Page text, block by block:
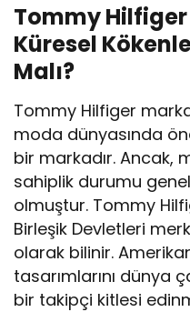
Tommy Hilfiger
Küresel
Malı?
Tommy Hilfiger
moda dünyasında
bir markadır. Ancak,
sahiplik durumu
olmuştur. Tommy
Birleşik Devletleri
olarak bilinir.
tasarımlarını dünya
bir takipçi kitlesi